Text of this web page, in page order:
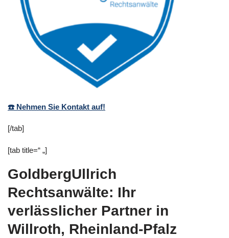
☎️ Nehmen Sie Kontakt auf!
[/tab]
[tab title=“ „]
GoldbergUllrich
Rechtsanwälte: Ihr
verlässlicher Partner in
Willroth, Rheinland-Pfalz